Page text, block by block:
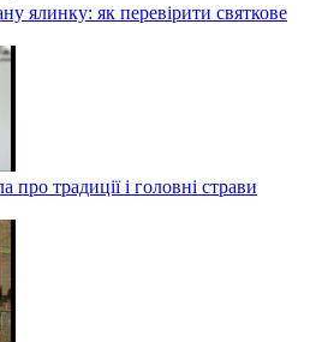
ялинку: як перевірити святкове
про традиції і головні страви